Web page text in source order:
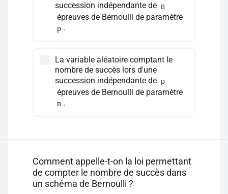
succession indépendante de n
épreuves de Bernoulli de paramètre
p .
La variable aléatoire comptant le
nombre de succès lors d'une
succession indépendante de p
épreuves de Bernoulli de paramètre
n .
Comment appelle-t-on la loi permettant
de compter le nombre de succès dans
un schéma de Bernoulli ?